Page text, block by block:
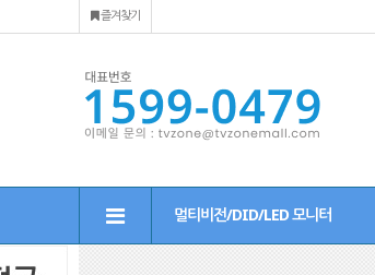
즐겨찾기
멀티비전/DID/LED 모니터